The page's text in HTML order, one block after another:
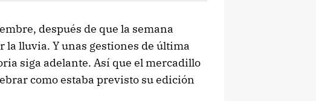
después de que la semana
la lluvia. Y unas gestiones de última
siga adelante. Así que el mercadillo
como estaba previsto su edición